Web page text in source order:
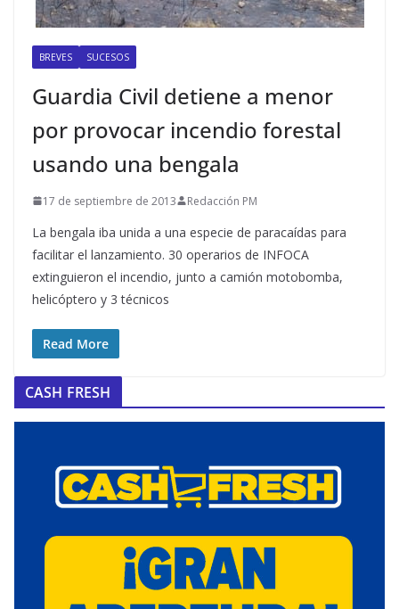
BREVES SUCESOS
Guardia Civil detiene a menor
por provocar incendio forestal
usando una bengala
17 de septiembre de 2013 Redacción PM
La bengala iba unida a una especie de paracaídas para
facilitar el lanzamiento. 30 operarios de INFOCA
extinguieron el incendio, junto a camión motobomba,
helicóptero y 3 técnicos
Read More
CASH FRESH